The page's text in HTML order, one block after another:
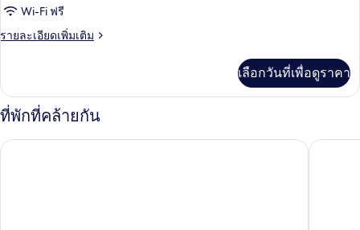
Wi-Fi ฟรี
รายละเอียดเพิ่มเติม
ราย
เกี่ยว
กับ
ห้อง
พัก
เลือกวันที่เพื่อดูราคา
ที่พักที่คล้ายกัน
โรงแรม มิราเคิล แกรนด์ คอนเวนชั่น อมารี ด